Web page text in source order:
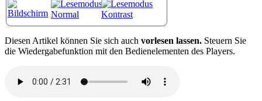
Diesen Artikel können Sie sich auch vorlesen lassen. Steuern Sie
die Wiedergabefunktion mit den Bedienelementen des Players.